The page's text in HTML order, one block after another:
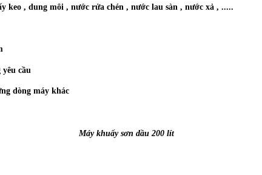
, dung môi , nước rửa chén , nước lau sàn , nước xả , .....
cầu
dòng máy khác
Máy khuấy sơn dầu 200 lít